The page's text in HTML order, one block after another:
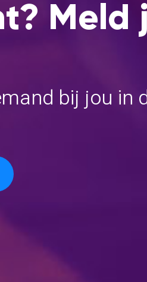
Meld
bij jou in